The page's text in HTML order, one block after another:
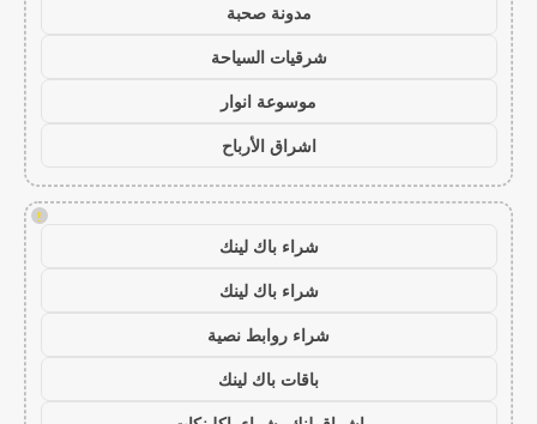
مدونة صحبة
شرقيات السياحة
موسوعة انوار
اشراق الأرباح
!
شراء باك لينك
شراء باك لينك
شراء روابط نصية
باقات باك لينك